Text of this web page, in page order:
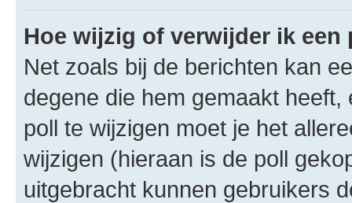
Hoe wijzig of verwijder ik een
Net zoals bij de berichten kan
degene die hem gemaakt
poll te wijzigen moet je het
wijzigen (hieraan is de poll
uitgebracht kunnen gebruikers